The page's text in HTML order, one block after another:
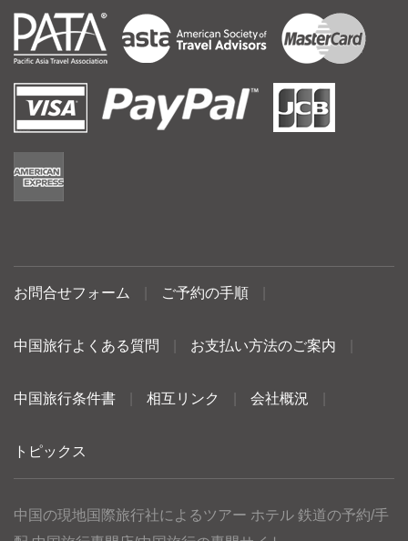
お問合せフォーム ご予約の手順
中国旅行よくある質問 お支払い方法のご案内
中国旅行条件書 相互リンク 会社概況
トピックス
中国の現地国際旅行社によるツアー ホテル 鉄道の予約/手